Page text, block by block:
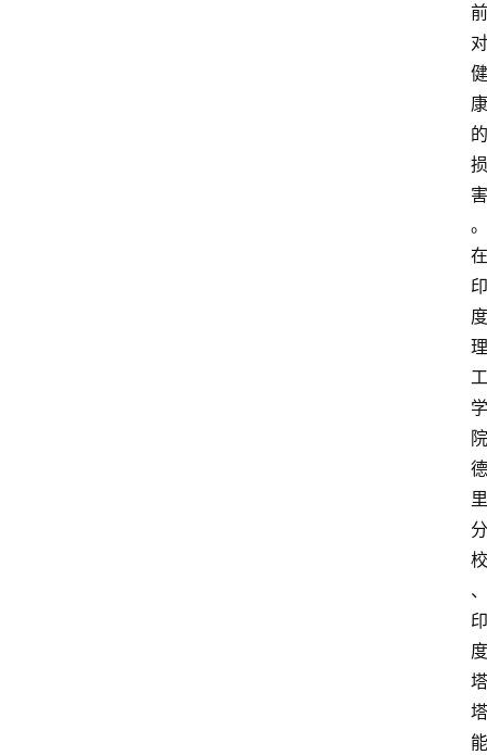
前
对
健
康
的
损
害
。
在
印
度
理
工
学
院
德
里
分
校
、
印
度
塔
塔
能